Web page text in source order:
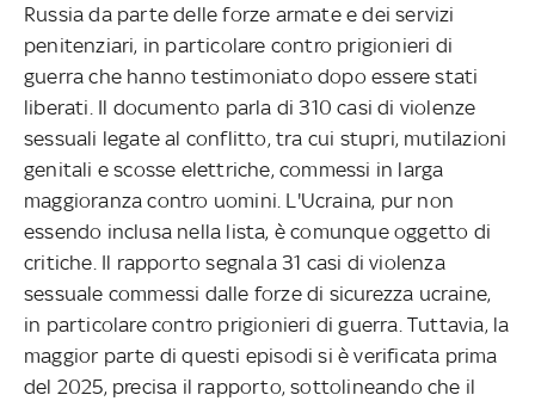
Russia da parte delle forze armate e dei servizi
penitenziari, in particolare contro prigionieri di
guerra che hanno testimoniato dopo essere stati
liberati. Il documento parla di 310 casi di violenze
sessuali legate al conflitto, tra cui stupri, mutilazioni
genitali e scosse elettriche, commessi in larga
maggioranza contro uomini. L'Ucraina, pur non
essendo inclusa nella lista, è comunque oggetto di
critiche. Il rapporto segnala 31 casi di violenza
sessuale commessi dalle forze di sicurezza ucraine,
in particolare contro prigionieri di guerra. Tuttavia, la
maggior parte di questi episodi si è verificata prima
del 2025, precisa il rapporto, sottolineando che il